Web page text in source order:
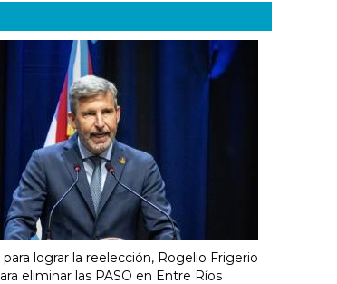
para lograr la reelección, Rogelio Frigerio
eliminar las PASO en Entre Ríos